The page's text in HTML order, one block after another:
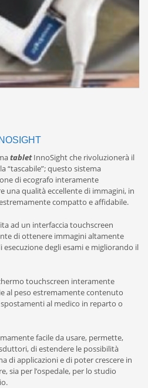
tabletInnoSight che rivoluzionerà il
“tascabile”; questo sistema
di ecografo interamente
una qualità eccellente di immagini, in
compatto e affidabile.
ad un interfaccia touchscreen
di ottenere immagini altamente
degli esami e migliorando il
touchscreen interamente
al peso estremamente contenuto
al medico in reparto o
facile da usare, permette,
di estendere le possibilità
di applicazioni e di poter crescere in
sia per l’ospedale, per lo studio